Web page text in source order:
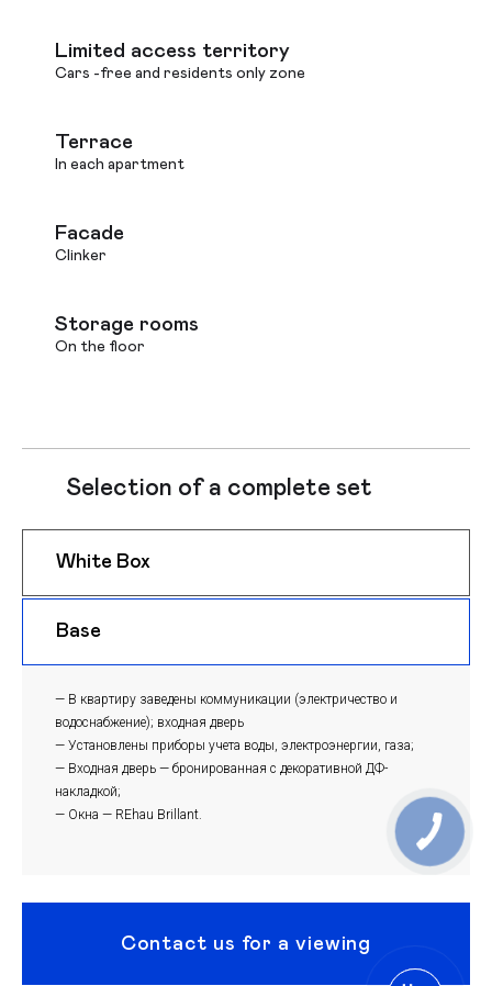
Limited access territory
Cars -free and residents only zone
Terrace
In each apartment
Facade
Clinker
Storage rooms
On the floor
Selection of a complete set
White Box
Base
— В квартиру заведены коммуникации (электричество и
водоснабжение); входная дверь
— Установлены приборы учета воды, электроэнергии, газа;
— Входная дверь — бронированная с декоративной ДФ-
накладкой;
— Окна — REhau Brillant.
Contact us for a viewing